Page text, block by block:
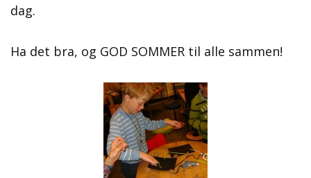
dag.
Ha det bra, og GOD SOMMER til alle sammen!